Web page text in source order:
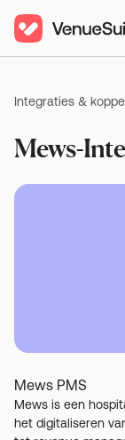
Integraties &
Mews-
Mews PMS
Mews is een
het digitaliseren